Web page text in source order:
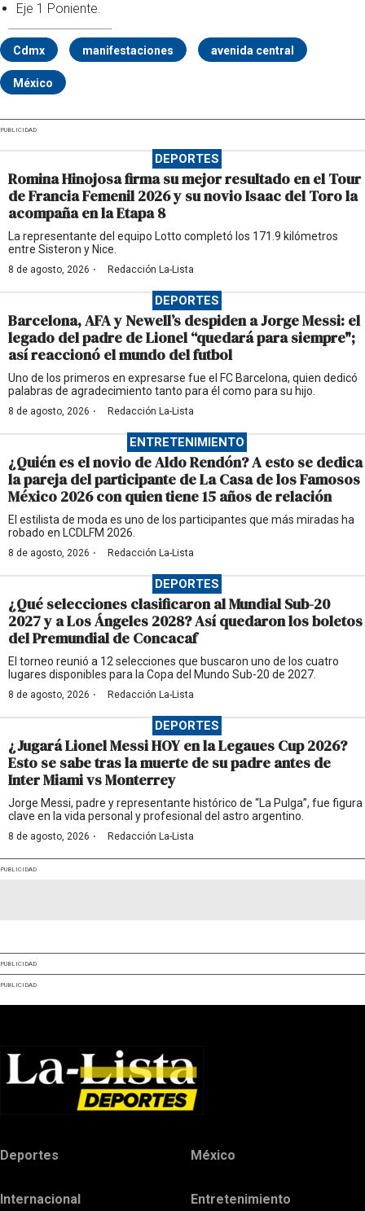
Eje 1 Poniente.
Cdmx manifestaciones avenida central
México
PUBLICIDAD
DEPORTES
Romina Hinojosa firma su mejor resultado en el Tour
de Francia Femenil 2026 y su novio Isaac del Toro la
acompaña en la Etapa 8
La representante del equipo Lotto completó los 171.9 kilómetros
entre Sisteron y Nice.
8 de agosto, 2026 · Redacción La-Lista
DEPORTES
Barcelona, AFA y Newell’s despiden a Jorge Messi: el
legado del padre de Lionel “quedará para siempre";
así reaccionó el mundo del futbol
Uno de los primeros en expresarse fue el FC Barcelona, quien dedicó
palabras de agradecimiento tanto para él como para su hijo.
8 de agosto, 2026 · Redacción La-Lista
ENTRETENIMIENTO
¿Quién es el novio de Aldo Rendón? A esto se dedica
la pareja del participante de La Casa de los Famosos
México 2026 con quien tiene 15 años de relación
El estilista de moda es uno de los participantes que más miradas ha
robado en LCDLFM 2026.
8 de agosto, 2026 · Redacción La-Lista
DEPORTES
¿Qué selecciones clasificaron al Mundial Sub-20
2027 y a Los Ángeles 2028? Así quedaron los boletos
del Premundial de Concacaf
El torneo reunió a 12 selecciones que buscaron uno de los cuatro
lugares disponibles para la Copa del Mundo Sub-20 de 2027.
8 de agosto, 2026 · Redacción La-Lista
DEPORTES
¿Jugará Lionel Messi HOY en la Legaues Cup 2026?
Esto se sabe tras la muerte de su padre antes de
Inter Miami vs Monterrey
Jorge Messi, padre y representante histórico de “La Pulga”, fue figura
clave en la vida personal y profesional del astro argentino.
8 de agosto, 2026 · Redacción La-Lista
PUBLICIDAD
PUBLICIDAD
PUBLICIDAD
Deportes México
Internacional Entretenimiento